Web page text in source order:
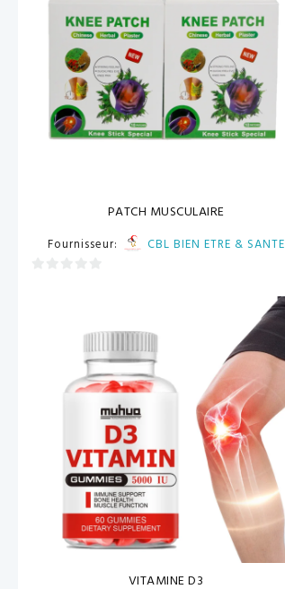
PATCH MUSCULAIRE
Fournisseur:
CBL BIEN ETRE & SANTE
VITAMINE D3